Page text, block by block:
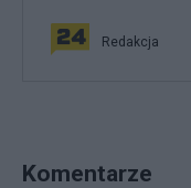
Redakcja
Komentarze